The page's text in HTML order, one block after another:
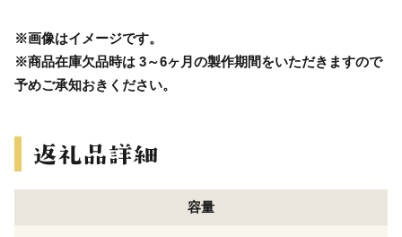
※画像はイメージです。
※商品在庫欠品時は 3～6ヶ月の製作期間をいただきますので
予めご承知おきください。
容量